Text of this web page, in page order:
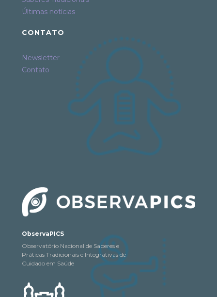
Últimas notícias
CONTATO
Newsletter
Contato
ObservaPICS
Observatório Nacional de Saberes e
Práticas Tradicionais e Integrativas de
Cuidado em Saúde